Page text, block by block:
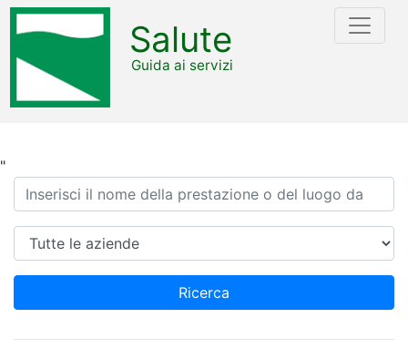
"
Salute
Guida ai servizi
Ricerca
Azienda
Ricerca